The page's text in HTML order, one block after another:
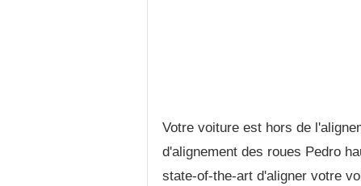
Votre voiture est hors de
d'alignement des roues Pedro
state-of-the-art d'aligner votre